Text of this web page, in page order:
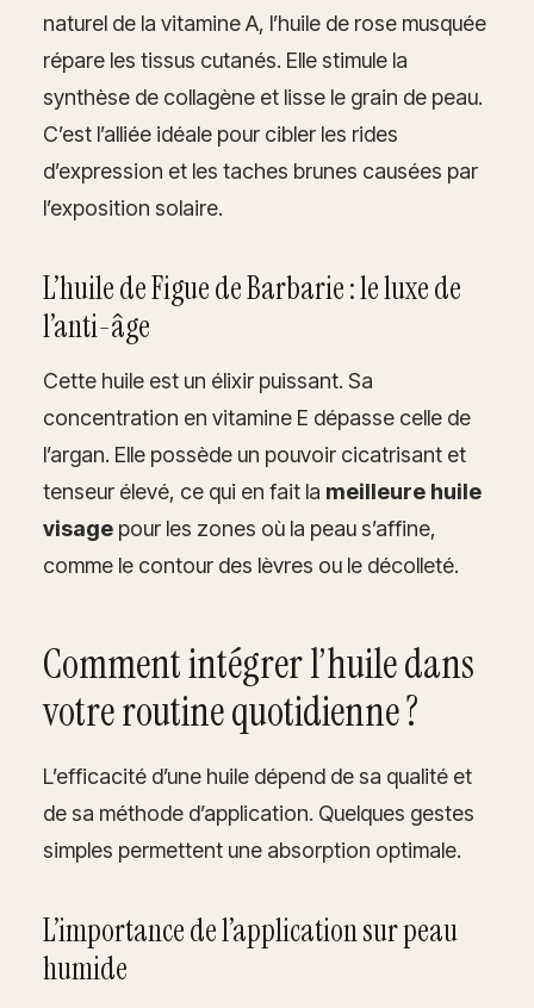
naturel de la vitamine A, l’huile de rose musquée
répare les tissus cutanés. Elle stimule la
synthèse de collagène et lisse le grain de peau.
C’est l’alliée idéale pour cibler les rides
d’expression et les taches brunes causées par
l’exposition solaire.
L’huile de Figue de Barbarie : le luxe de
l’anti-âge
Cette huile est un élixir puissant. Sa
concentration en vitamine E dépasse celle de
l’argan. Elle possède un pouvoir cicatrisant et
tenseur élevé, ce qui en fait la meilleure huile
visage pour les zones où la peau s’affine,
comme le contour des lèvres ou le décolleté.
Comment intégrer l’huile dans
votre routine quotidienne ?
L’efficacité d’une huile dépend de sa qualité et
de sa méthode d’application. Quelques gestes
simples permettent une absorption optimale.
L’importance de l’application sur peau
humide